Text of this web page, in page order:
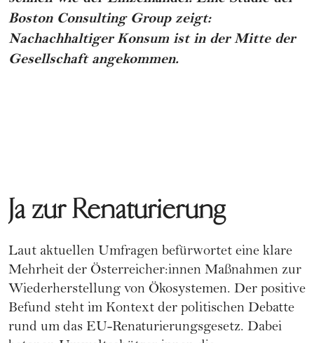
Boston Consulting Group zeigt:
Nachachhaltiger Konsum ist in der Mitte der
Gesellschaft angekommen.
Ja zur Renaturierung
Laut aktuellen Umfragen befürwortet eine klare
Mehrheit der Österreicher:innen Maßnahmen zur
Wiederherstellung von Ökosystemen. Der positive
Befund steht im Kontext der politischen Debatte
rund um das EU-Renaturierungsgesetz. Dabei